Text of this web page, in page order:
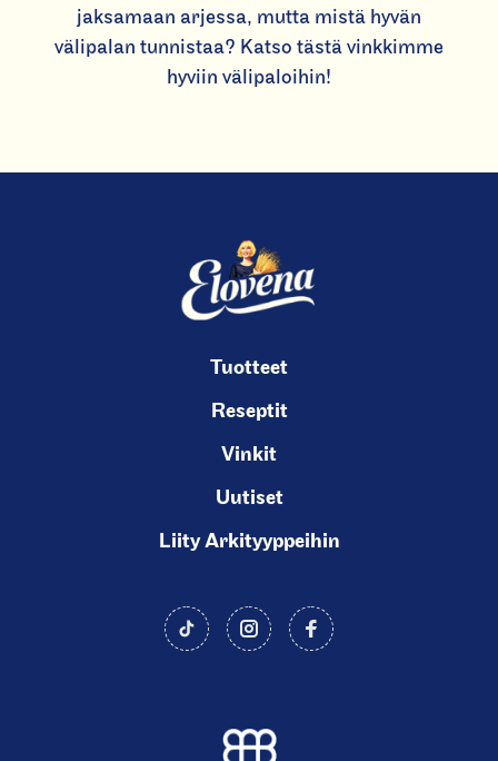
jaksamaan arjessa, mutta mistä hyvän
välipalan tunnistaa? Katso tästä vinkkimme
hyviin välipaloihin!
Tuotteet
Reseptit
Vinkit
Uutiset
Liity Arkityyppeihin